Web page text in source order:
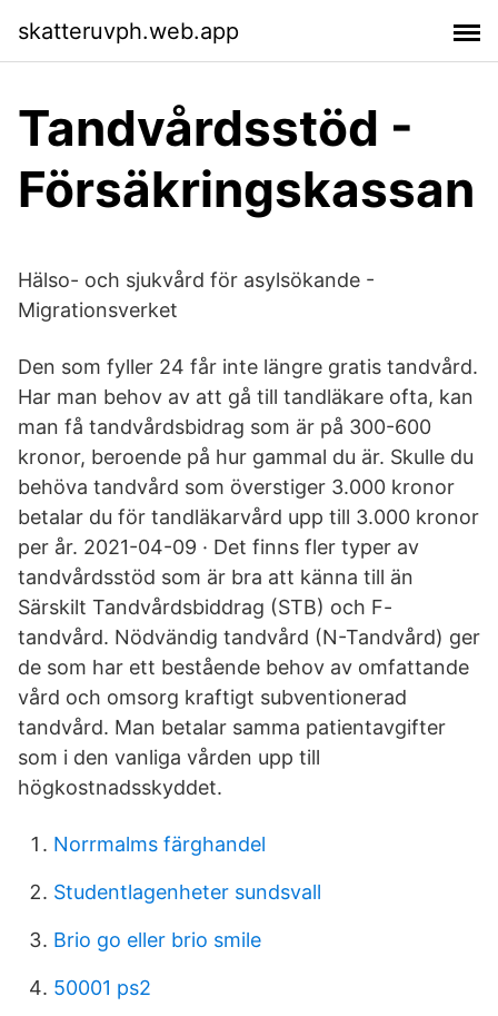
skatteruvph.web.app
Tandvårdsstöd -
Försäkringskassan
Hälso- och sjukvård för asylsökande -
Migrationsverket
Den som fyller 24 får inte längre gratis tandvård.
Har man behov av att gå till tandläkare ofta, kan
man få tandvårdsbidrag som är på 300-600
kronor, beroende på hur gammal du är. Skulle du
behöva tandvård som överstiger 3.000 kronor
betalar du för tandläkarvård upp till 3.000 kronor
per år. 2021-04-09 · Det finns fler typer av
tandvårdsstöd som är bra att känna till än
Särskilt Tandvårdsbiddrag (STB) och F-
tandvård. Nödvändig tandvård (N-Tandvård) ger
de som har ett bestående behov av omfattande
vård och omsorg kraftigt subventionerad
tandvård. Man betalar samma patientavgifter
som i den vanliga vården upp till
högkostnadsskyddet.
Norrmalms färghandel
Studentlagenheter sundsvall
Brio go eller brio smile
50001 ps2